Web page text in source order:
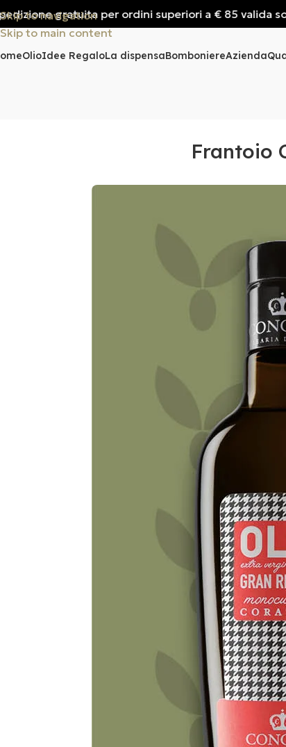
Skip to navigation
Skip to main content
gratuita per ordini superiori a € 85 valida solo
OlioIdee RegaloLa dispensaBomboniereAzienda
Frantoio